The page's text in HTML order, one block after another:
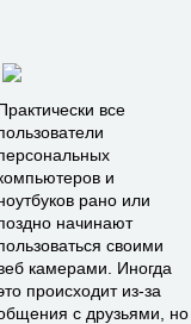
все
и
рано или
начинают
своими
камерами. Иногда
происходит из-за
с друзьями, но